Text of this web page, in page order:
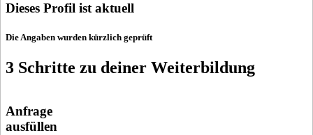
Dieses Profil ist aktuell
Die Angaben wurden kürzlich geprüft
3 Schritte zu deiner Weiterbildung
Anfrage
ausfüllen